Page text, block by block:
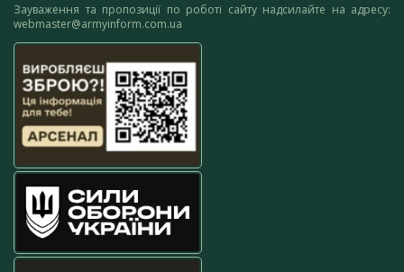
Зауваження та пропозиції по роботі сайту надсилайте на адресу:
webmaster@armyinform.com.ua